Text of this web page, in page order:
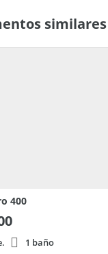
400
1 baño